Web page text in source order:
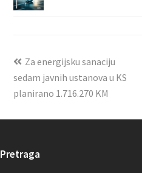
Za energijsku sanaciju
sedam javnih ustanova u KS
planirano 1.716.270 KM
Pretraga